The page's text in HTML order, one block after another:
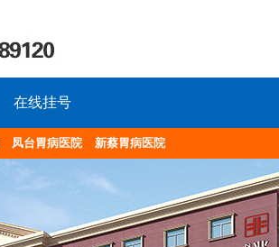
在线挂号
凤台胃病医院 新蔡胃病医院